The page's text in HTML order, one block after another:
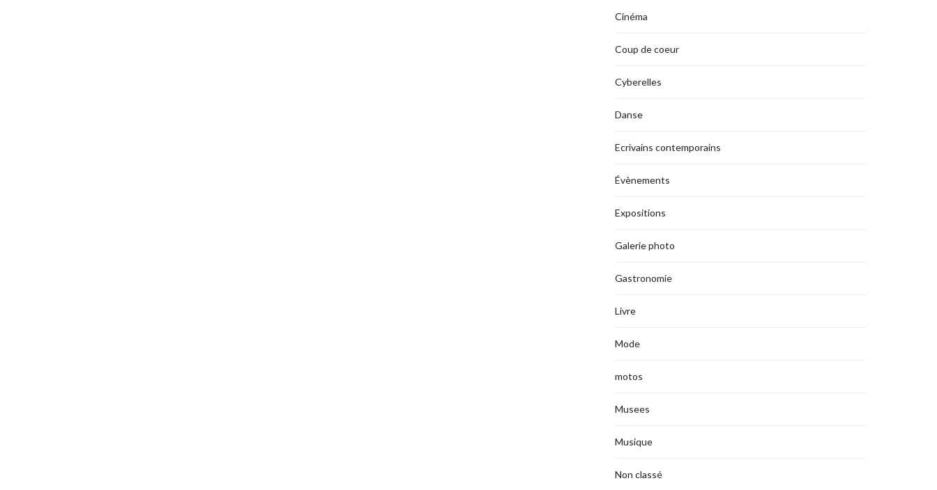
Cinéma
Coup de coeur
Cyberelles
Danse
Ecrivains contemporains
Évènements
Expositions
Galerie photo
Gastronomie
Livre
Mode
motos
Musees
Musique
Non classé